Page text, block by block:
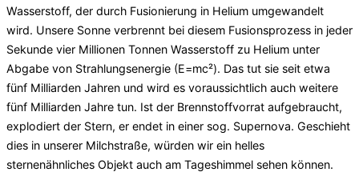
Wasserstoff, der durch Fusionierung in Helium umgewandelt
wird. Unsere Sonne verbrennt bei diesem Fusionsprozess in jeder
Sekunde vier Millionen Tonnen Wasserstoff zu Helium unter
Abgabe von Strahlungsenergie (E=mc²). Das tut sie seit etwa
fünf Milliarden Jahren und wird es voraussichtlich auch weitere
fünf Milliarden Jahre tun. Ist der Brennstoffvorrat aufgebraucht,
explodiert der Stern, er endet in einer sog. Supernova. Geschieht
dies in unserer Milchstraße, würden wir ein helles
sternenähnliches Objekt auch am Tageshimmel sehen können.